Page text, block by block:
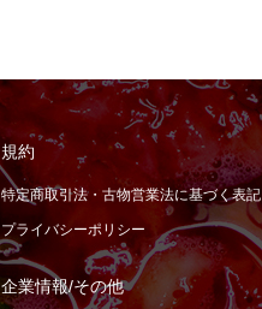
規約
特定商取引法・古物営業法に基づく表記
プライバシーポリシー
企業情報/その他